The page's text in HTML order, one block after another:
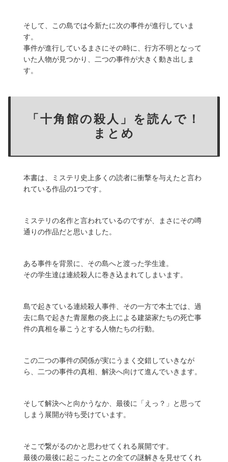
そして、この島では今新たに次の事件が進行していま
す。
事件が進行しているまさにその時に、行方不明となって
いた人物が見つかり、二つの事件が大きく動き出しま
す。
「十角館の殺人」を読んで！
まとめ
本書は、ミステリ史上多くの読者に衝撃を与えたと言わ
れている作品の1つです。
ミステリの名作と言われているのですが、まさにその噂
通りの作品だと思いました。
ある事件を背景に、その島へと渡った学生達。
その学生達は連続殺人に巻き込まれてしまいます。
島で起きている連続殺人事件、その一方で本土では、過
去に島で起きた青屋敷の炎上による建築家たちの死亡事
件の真相を暴こうとする人物たちの行動。
この二つの事件の関係が実にうまく交錯していきなが
ら、二つの事件の真相、解決へ向けて進んでいきます。
そして解決へと向かうなか、最後に「えっ？」と思って
しまう展開が待ち受けています。
そこで繋がるのかと思わせてくれる展開です。
最後の最後に起こったことの全ての謎解きを見せてくれ